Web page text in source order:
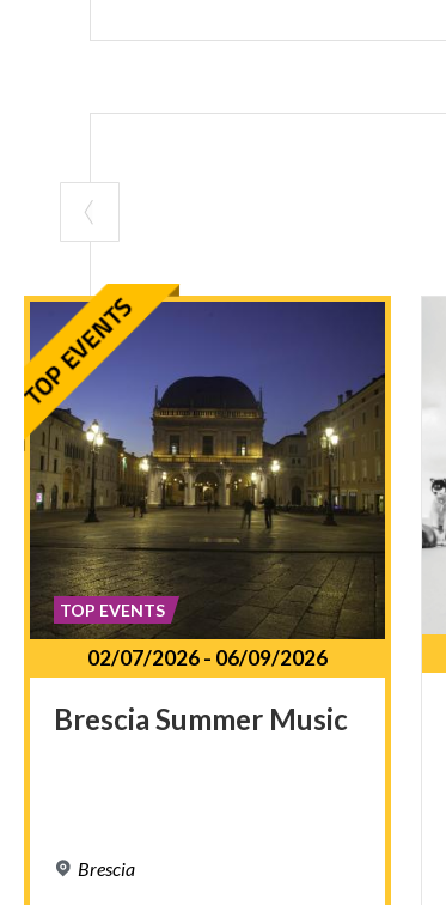
02/07/2026- 06/09/2026
Brescia Summer Music
Brescia
TOP EVENTS